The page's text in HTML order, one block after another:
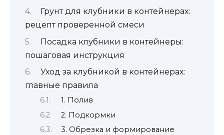
Грунт для клубники в контейнерах:
рецепт проверенной смеси
Посадка клубники в контейнеры:
пошаговая инструкция
Уход за клубникой в контейнерах:
главные правила
1. Полив
2. Подкормки
3. Обрезка и формирование